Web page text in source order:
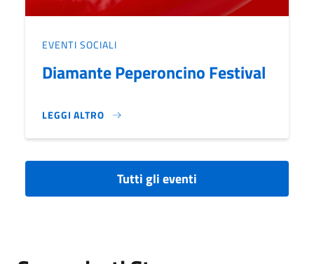
EVENTI SOCIALI
Diamante Peperoncino Festival
LEGGI ALTRO
DIAMANTE PEPERONCINO FESTIVAL}
Tutti gli eventi